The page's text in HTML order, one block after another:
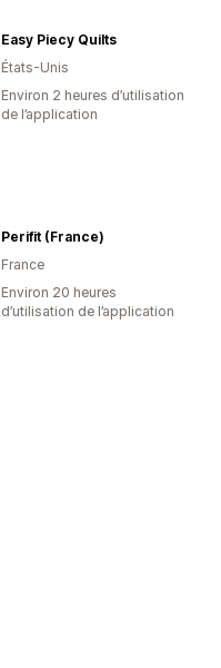
Easy Piecy Quilts
États-Unis
Environ 2 heures d’utilisation
de l’application
Perifit (France)
France
Environ 20 heures
d’utilisation de l’application